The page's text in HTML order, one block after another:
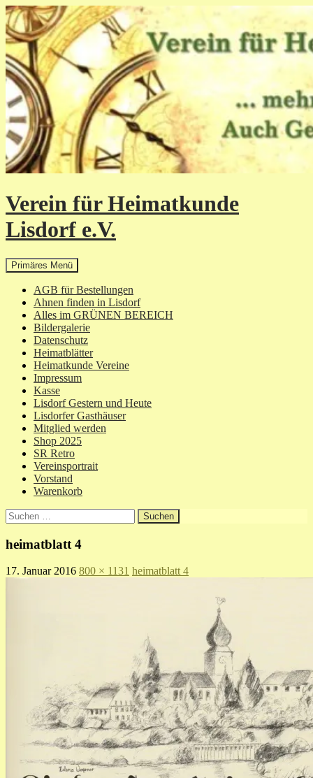
Zum
Inhalt
springen
Verein für Heimatkunde
Lisdorf e.V.
Suchen
Primäres Menü
AGB für Bestellungen
Ahnen finden in Lisdorf
Alles im GRÜNEN BEREICH
Bildergalerie
Datenschutz
Heimatblätter
Heimatkunde Vereine
Impressum
Kasse
Lisdorf Gestern und Heute
Lisdorfer Gasthäuser
Mitglied werden
Shop 2025
SR Retro
Vereinsportrait
Vorstand
Warenkorb
Suchen
nach:
heimatblatt 4
17. Januar 2016 800 × 1131 heimatblatt 4